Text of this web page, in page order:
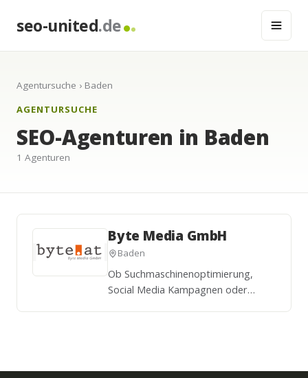
seo-united.de
Agentursuche › Baden
AGENTURSUCHE
SEO-Agenturen in Baden
1 Agenturen
Byte Media GmbH
Baden
Ob Suchmaschinenoptimierung,
Social Media Kampagnen oder